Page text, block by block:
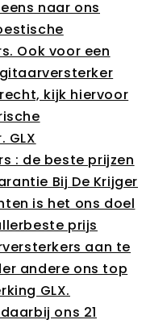
naar ons
Ook voor een
kijk hiervoor
GLX
: de beste prijzen
Bij De Krijger
is het ons doel
prijs
aan te
andere ons top
GLX.
ons 21